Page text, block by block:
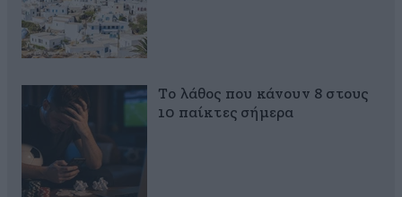
Το λάθος που κάνουν 8 στους
10 παίκτες σήμερα